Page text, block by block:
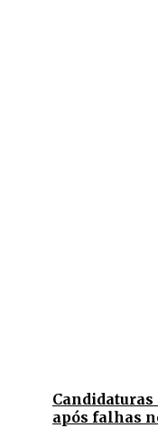
após falhas